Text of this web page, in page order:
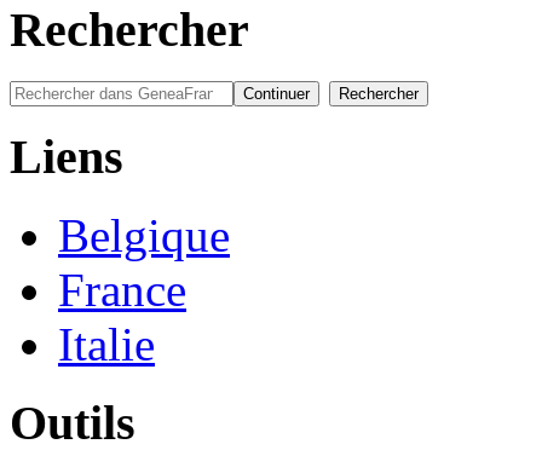
Rechercher
Liens
Belgique
France
Italie
Outils